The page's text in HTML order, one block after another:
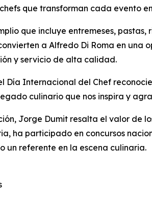
que transforman cada evento
que incluye entremeses,
a Alfredo Di Roma en una
y servicio de alta calidad.
Día Internacional del Chef
culinario que nos inspira y
Jorge Dumit resalta el valor de
ha participado en concursos
un referente en la escena culinaria.